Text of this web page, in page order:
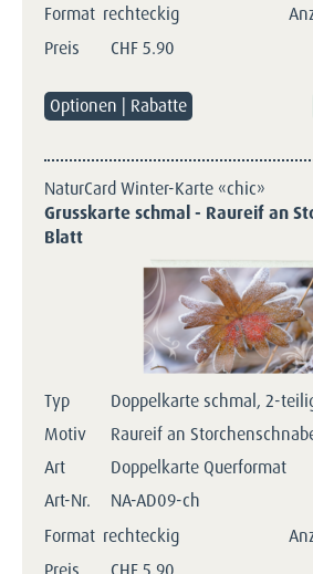
Format rechteckig
Preis
CHF5.90
Optionen | Rabatte
NaturCard Winter-Karte «chic»
Grusskarte schmal - Raureif an
Blatt
Typ
Doppelkarte schmal, 2-
Motiv
Raureif an
Art
Doppelkarte Querformat
Art-Nr.
NA-AD09-ch
Format rechteckig